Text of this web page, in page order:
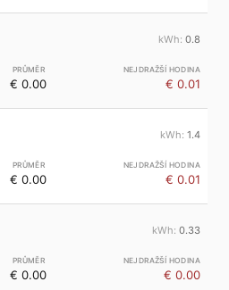
0.8
€ 0.00 € 0.01
1.4
€ 0.00 € 0.01
0.33
€ 0.00 € 0.00